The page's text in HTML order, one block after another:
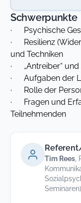
Schwerpunkte
· Psychische
· Resilienz
und Techniken
· „Antreiber“ und
· Aufgaben der
· Rolle der
· Fragen und
Teilnehmenden
Tim Rees
Seminaren)